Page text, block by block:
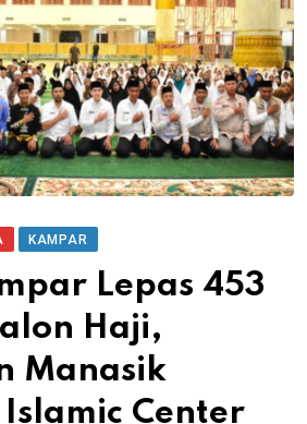
KAMPAR
Lepas 453
Haji,
Manasik
Center